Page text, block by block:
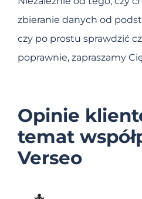
zbieranie danych od
czy po prostu sprawdzić
poprawnie, zapraszamy
Opinie
temat
Verseo